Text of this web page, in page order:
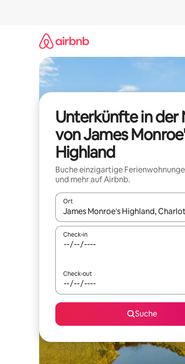
Unterkünfte in der
von James
Highland
Buche einzigartige
und mehr auf Airbnb.
Ort
Wenn Ergebnisse verfügbar sind,
Check-in
Check-out
Suche